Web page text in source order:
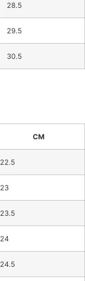
28.5
29.5
30.5
CM
22.5
23
23.5
24
24.5